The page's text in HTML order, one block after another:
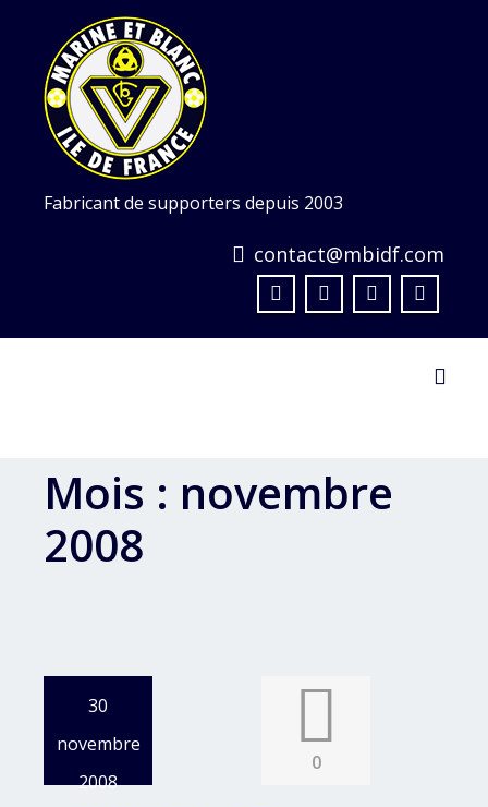
content
Fabricant de supporters depuis 2003
contact@mbidf.com
Mois : novembre
2008
30
novembre
2008
0